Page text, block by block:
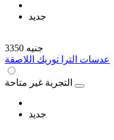
جديد
3350 جنيه
عدسات الترا توريك اللاصقة
التجربة غير متاحة
جديد